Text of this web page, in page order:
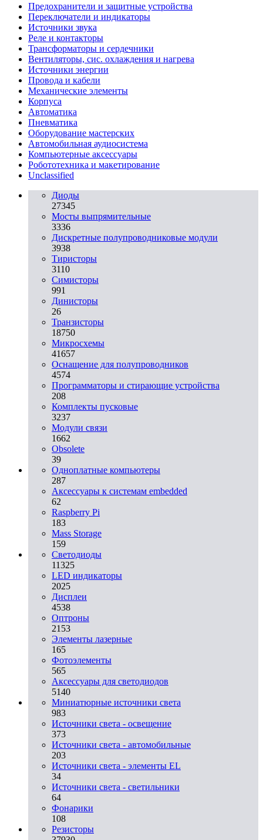
Предохранители и защитные устройства
Переключатели и индикаторы
Источники звука
Реле и контакторы
Трансформаторы и сердечники
Вентиляторы, сис. охлаждения и нагрева
Источники энергии
Провода и кабели
Механические элементы
Корпуса
Автоматика
Пневматика
Оборудование мастерских
Автомобильная аудиосистема
Компьютерные аксессуары
Робототехника и макетирование
Unclassified
Диоды
27345
Мосты выпрямительные
3336
Дискретные полупроводниковые модули
3938
Тиристоры
3110
Симисторы
991
Динисторы
26
Транзисторы
18750
Микросхемы
41657
Оснащение для полупроводников
4574
Программаторы и стирающие устройства
208
Комплекты пусковые
3237
Модули связи
1662
Obsolete
39
Одноплатные компьютеры
287
Аксессуары к системам embedded
62
Raspberry Pi
183
Mass Storage
159
Светодиоды
11325
LED индикаторы
2025
Дисплеи
4538
Оптроны
2153
Элементы лазерные
165
Фотоэлементы
565
Аксессуары для светодиодов
5140
Миниатюрные источники света
983
Источники света - освещение
373
Источники света - автомобильные
203
Источники света - элементы EL
34
Источники света - светильники
64
Фонарики
108
Резисторы